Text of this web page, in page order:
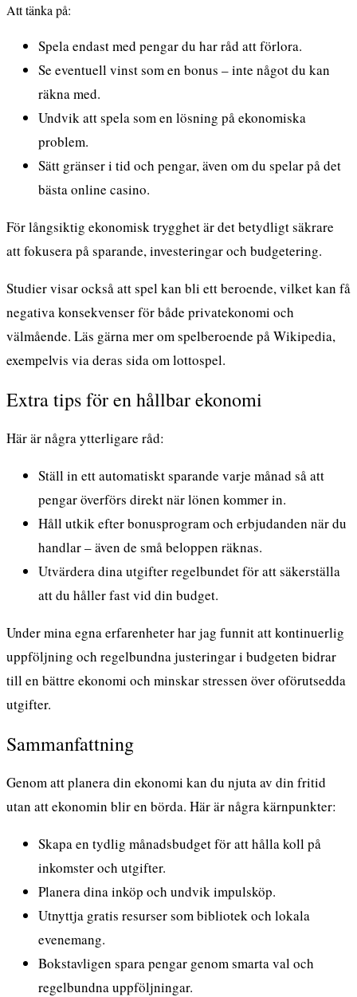
Att tänka på:
Spela endast med pengar du har råd att förlora.
Se eventuell vinst som en bonus – inte något du kan
räkna med.
Undvik att spela som en lösning på ekonomiska
problem.
Sätt gränser i tid och pengar, även om du spelar på det
bästa online casino.
För långsiktig ekonomisk trygghet är det betydligt säkrare
att fokusera på sparande, investeringar och budgetering.
Studier visar också att spel kan bli ett beroende, vilket kan få
negativa konsekvenser för både privatekonomi och
välmående. Läs gärna mer om spelberoende på Wikipedia,
exempelvis via deras sida omlottospel.
Extra tips för en hållbar ekonomi
Här är några ytterligare råd:
Ställ in ett automatiskt sparande varje månad så att
pengar överförs direkt när lönen kommer in.
Håll utkik efter bonusprogram och erbjudanden när du
handlar – även de små beloppen räknas.
Utvärdera dina utgifter regelbundet för att säkerställa
att du håller fast vid din budget.
Under mina egna erfarenheter har jag funnit att kontinuerlig
uppföljning och regelbundna justeringar i budgeten bidrar
till en bättre ekonomi och minskar stressen över oförutsedda
utgifter.
Sammanfattning
Genom att planera din ekonomi kan du njuta av din fritid
utan att ekonomin blir en börda. Här är några kärnpunkter:
Skapa en tydlig månadsbudget för att hålla koll på
inkomster och utgifter.
Planera dina inköp och undvik impulsköp.
Utnyttja gratis resurser som bibliotek och lokala
evenemang.
Bokstavligen spara pengar genom smarta val och
regelbundna uppföljningar.